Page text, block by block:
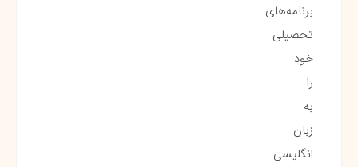
برنامه‌های
تحصیلی
خود
را
به
زبان
انگلیسی